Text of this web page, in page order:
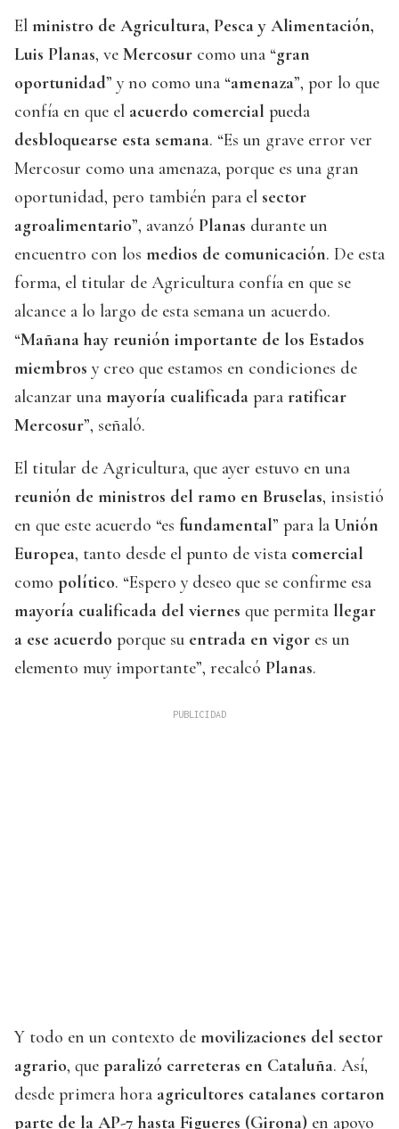
El ministro de Agricultura, Pesca y Alimentación,
Luis Planas, ve Mercosur como una “gran
oportunidad” y no como una “amenaza”, por lo que
confía en que el acuerdo comercial pueda
desbloquearse esta semana. “Es un grave error ver
Mercosur como una amenaza, porque es una gran
oportunidad, pero también para el sector
agroalimentario”, avanzó Planas durante un
encuentro con los medios de comunicación. De esta
forma, el titular de Agricultura confía en que se
alcance a lo largo de esta semana un acuerdo.
“Mañana hay reunión importante de los Estados
miembros y creo que estamos en condiciones de
alcanzar una mayoría cualificada para ratificar
Mercosur”, señaló.
El titular de Agricultura, que ayer estuvo en una
reunión de ministros del ramo en Bruselas, insistió
en que este acuerdo “es fundamental” para la Unión
Europea, tanto desde el punto de vista comercial
como político. “Espero y deseo que se confirme esa
mayoría cualificada del viernes que permita llegar
a ese acuerdo porque su entrada en vigor es un
elemento muy importante”, recalcó Planas.
Y todo en un contexto de movilizaciones del sector
agrario, que paralizó carreteras en Cataluña. Así,
desde primera hora agricultores catalanes cortaron
parte de la AP-7 hasta Figueres (Girona) en apoyo